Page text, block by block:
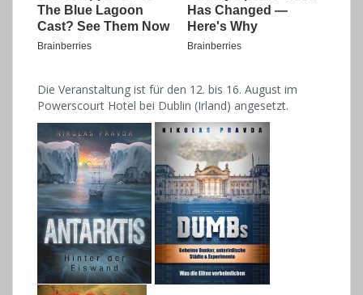
Die Veranstaltung ist für den 12. bis 16. August im
Powerscourt Hotel bei Dublin (Irland) angesetzt.